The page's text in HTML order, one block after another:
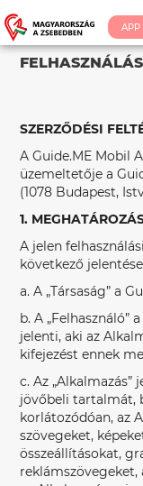
APP
SZERZŐDÉSI
A Guide.ME Mobil
üzemeltetője a
(1078 Budapest,
1.
A jelen
következő
a. A „Társaság” a
b. A „Felhasználó”
jelenti, aki az
kifejezést ennek
c. Az
jövőbeli tartalmát,
korlátozódóan, az
szövegeket,
összeállításokat,